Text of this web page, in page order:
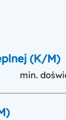
(K/M)
min.